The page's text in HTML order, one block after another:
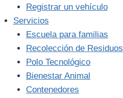
Registrar un vehículo
Servicios
Escuela para familias
Recolección de Residuos
Polo Tecnológico
Bienestar Animal
Contenedores